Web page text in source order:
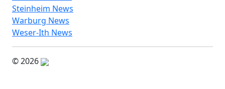
Steinheim News
Warburg News
Weser-Ith News
© 2026